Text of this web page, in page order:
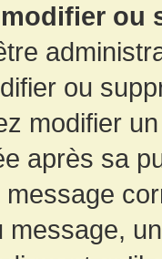
ou
ou
modifier
après sa
message,